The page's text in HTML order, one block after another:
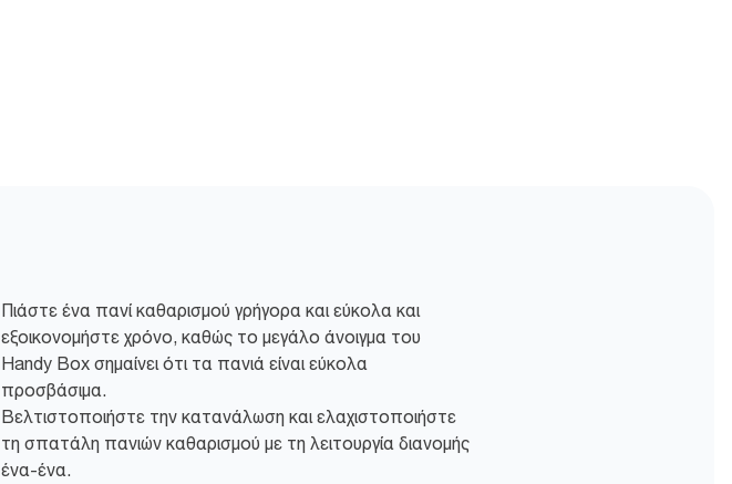
Πιάστε ένα πανί καθαρισμού γρήγορα και εύκολα και
εξοικονομήστε χρόνο, καθώς το μεγάλο άνοιγμα του
Handy Box σημαίνει ότι τα πανιά είναι εύκολα
προσβάσιμα.
Βελτιστοποιήστε την κατανάλωση και ελαχιστοποιήστε
τη σπατάλη πανιών καθαρισμού με τη λειτουργία διανομής
ένα-ένα.